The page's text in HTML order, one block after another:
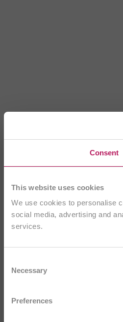
Consent
This website uses cookies
We use cookies to personalise
social media, advertising and
services.
Selection
Necessary
Preferences